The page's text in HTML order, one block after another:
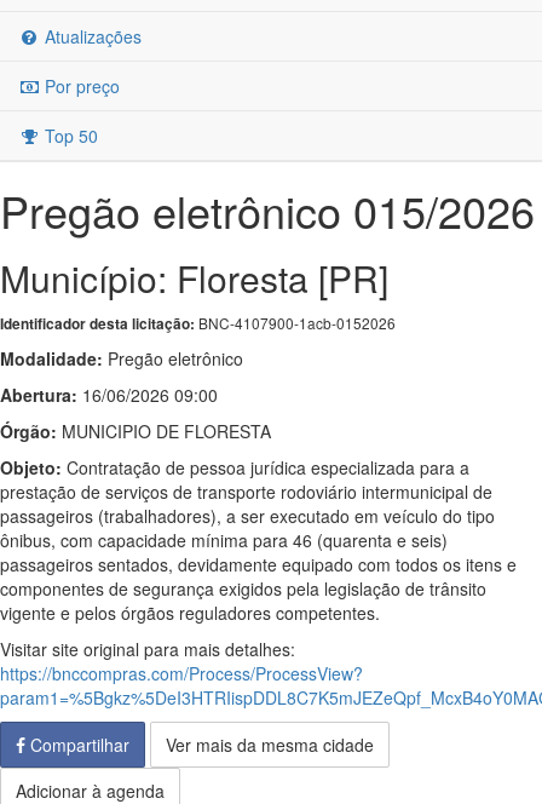
Atualizações
Por preço
Top 50
Pregão eletrônico 015/2026
Município: Floresta [PR]
Identificador desta licitação: BNC-4107900-1acb-0152026
Modalidade: Pregão eletrônico
Abertura: 16/06/2026 09:00
Órgão: MUNICIPIO DE FLORESTA
Objeto: Contratação de pessoa jurídica especializada para a
prestação de serviços de transporte rodoviário intermunicipal de
passageiros (trabalhadores), a ser executado em veículo do tipo
ônibus, com capacidade mínima para 46 (quarenta e seis)
passageiros sentados, devidamente equipado com todos os itens e
componentes de segurança exigidos pela legislação de trânsito
vigente e pelos órgãos reguladores competentes.
Visitar site original para mais detalhes:
https://bnccompras.com/Process/ProcessView?
Compartilhar
Ver mais da mesma cidade
Adicionar à agenda